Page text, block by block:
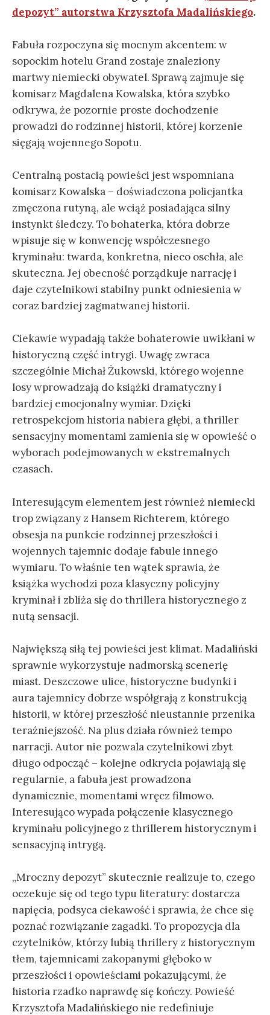
depozyt” autorstwa Krzysztofa Madalińskiego.
Fabuła rozpoczyna się mocnym akcentem: w
sopockim hotelu Grand zostaje znaleziony
martwy niemiecki obywatel. Sprawą zajmuje się
komisarz Magdalena Kowalska, która szybko
odkrywa, że pozornie proste dochodzenie
prowadzi do rodzinnej historii, której korzenie
sięgają wojennego Sopotu.
Centralną postacią powieści jest wspomniana
komisarz Kowalska – doświadczona policjantka
zmęczona rutyną, ale wciąż posiadająca silny
instynkt śledczy. To bohaterka, która dobrze
wpisuje się w konwencję współczesnego
kryminału: twarda, konkretna, nieco oschła, ale
skuteczna. Jej obecność porządkuje narrację i
daje czytelnikowi stabilny punkt odniesienia w
coraz bardziej zagmatwanej historii.
Ciekawie wypadają także bohaterowie uwikłani w
historyczną część intrygi. Uwagę zwraca
szczególnie Michał Żukowski, którego wojenne
losy wprowadzają do książki dramatyczny i
bardziej emocjonalny wymiar. Dzięki
retrospekcjom historia nabiera głębi, a thriller
sensacyjny momentami zamienia się w opowieść o
wyborach podejmowanych w ekstremalnych
czasach.
Interesującym elementem jest również niemiecki
trop związany z Hansem Richterem, którego
obsesja na punkcie rodzinnej przeszłości i
wojennych tajemnic dodaje fabule innego
wymiaru. To właśnie ten wątek sprawia, że
książka wychodzi poza klasyczny policyjny
kryminał i zbliża się do thrillera historycznego z
nutą sensacji.
Największą siłą tej powieści jest klimat. Madaliński
sprawnie wykorzystuje nadmorską scenerię
miast. Deszczowe ulice, historyczne budynki i
aura tajemnicy dobrze współgrają z konstrukcją
historii, w której przeszłość nieustannie przenika
teraźniejszość. Na plus działa również tempo
narracji. Autor nie pozwala czytelnikowi zbyt
długo odpocząć – kolejne odkrycia pojawiają się
regularnie, a fabuła jest prowadzona
dynamicznie, momentami wręcz filmowo.
Interesująco wypada połączenie klasycznego
kryminału policyjnego z thrillerem historycznym i
sensacyjną intrygą.
„Mroczny depozyt” skutecznie realizuje to, czego
oczekuje się od tego typu literatury: dostarcza
napięcia, podsyca ciekawość i sprawia, że chce się
poznać rozwiązanie zagadki. To propozycja dla
czytelników, którzy lubią thrillery z historycznym
tłem, tajemnicami zakopanymi głęboko w
przeszłości i opowieściami pokazującymi, że
historia rzadko naprawdę się kończy. Powieść
Krzysztofa Madalińskiego nie redefiniuje